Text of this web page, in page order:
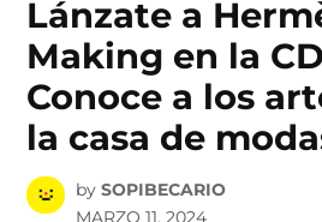
Lánzate a
Making en la
Conoce a los
la casa de
by SOPIBECARIO
MARZO 11, 2024